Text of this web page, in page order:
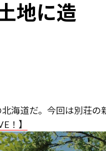
地に造
海道だ。今回は別荘の
！】